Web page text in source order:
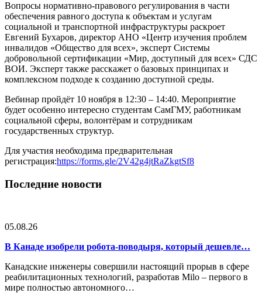
Вопросы нормативно-правового регулирования в части
обеспечения равного доступа к объектам и услугам
социальной и транспортной инфраструктуры раскроет
Евгений Бухаров, директор АНО «Центр изучения проблем
инвалидов «Общество для всех», эксперт Системы
добровольной сертификации «Мир, доступный для всех» СДС
ВОИ. Эксперт также расскажет о базовых принципах и
комплексном подходе к созданию доступной среды.
Вебинар пройдёт 10 ноября в 12:30 – 14:40. Мероприятие
будет особенно интересно студентам СамГМУ, работникам
социальной сферы, волонтёрам и сотрудникам
государственных структур.
Для участия необходима предварительная
регистрация:https://forms.gle/2V42g4jtRaZkgtSf8
Последние новости
05.08.26
В Канаде изобрели робота-поводыря, который дешевле…
Канадские инженеры совершили настоящий прорыв в сфере
реабилитационных технологий, разработав Milo – первого в
мире полностью автономного…